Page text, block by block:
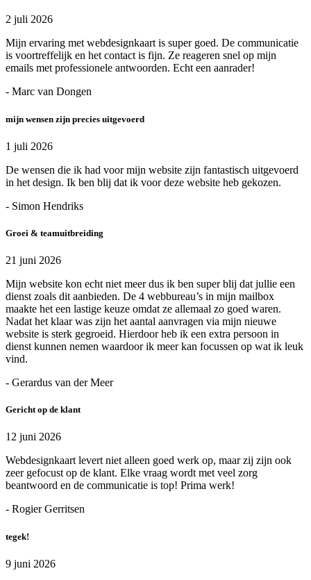
2 juli 2026
Mijn ervaring met webdesignkaart is super goed. De communicatie
is voortreffelijk en het contact is fijn. Ze reageren snel op mijn
emails met professionele antwoorden. Echt een aanrader!
- Marc van Dongen
mijn wensen zijn precies uitgevoerd
1 juli 2026
De wensen die ik had voor mijn website zijn fantastisch uitgevoerd
in het design. Ik ben blij dat ik voor deze website heb gekozen.
- Simon Hendriks
Groei & teamuitbreiding
21 juni 2026
Mijn website kon echt niet meer dus ik ben super blij dat jullie een
dienst zoals dit aanbieden. De 4 webbureau’s in mijn mailbox
maakte het een lastige keuze omdat ze allemaal zo goed waren.
Nadat het klaar was zijn het aantal aanvragen via mijn nieuwe
website is sterk gegroeid. Hierdoor heb ik een extra persoon in
dienst kunnen nemen waardoor ik meer kan focussen op wat ik leuk
vind.
- Gerardus van der Meer
Gericht op de klant
12 juni 2026
Webdesignkaart levert niet alleen goed werk op, maar zij zijn ook
zeer gefocust op de klant. Elke vraag wordt met veel zorg
beantwoord en de communicatie is top! Prima werk!
- Rogier Gerritsen
tegek!
9 juni 2026